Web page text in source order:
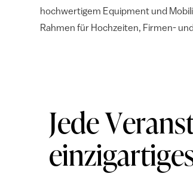
hochwertigem Equipment und
Rahmen für Hochzeiten, Firmen-
Jede